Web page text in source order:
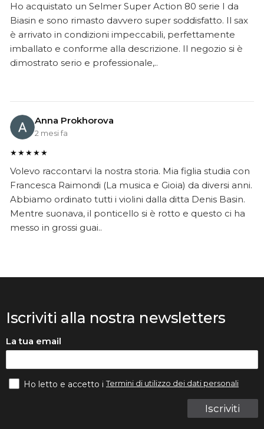
Ho acquistato un Selmer Super Action 80 serie I da
Biasin e sono rimasto davvero super soddisfatto. Il sax
è arrivato in condizioni impeccabili, perfettamente
imballato e conforme alla descrizione. Il negozio si è
dimostrato serio e professionale,..
Anna Prokhorova
2 mesi fa
★★★★★
Volevo raccontarvi la nostra storia. Mia figlia studia con
Francesca Raimondi (La musica e Gioia) da diversi anni.
Abbiamo ordinato tutti i violini dalla ditta Denis Basin.
Mentre suonava, il ponticello si è rotto e questo ci ha
messo in grossi guai..
Iscriviti alla nostra newsletters
La tua email
Iscriviti
Ho letto e accetto iTermini di utilizzo dei dati personali